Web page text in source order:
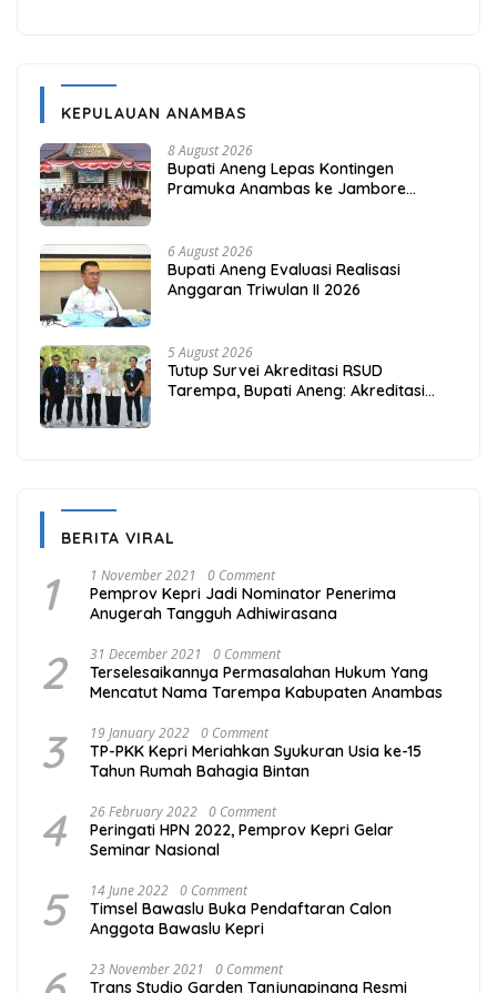
KEPULAUAN ANAMBAS
8 August 2026
Bupati Aneng Lepas Kontingen
Pramuka Anambas ke Jambore
6 August 2026
Bupati Aneng Evaluasi Realisasi
Anggaran Triwulan II 2026
5 August 2026
Tutup Survei Akreditasi RSUD
Tarempa, Bupati Aneng: Akreditasi
BERITA VIRAL
1 1 November 2021 0 Comment
Pemprov Kepri Jadi Nominator Penerima
Anugerah Tangguh Adhiwirasana
2 31 December 2021 0 Comment
Terselesaikannya Permasalahan Hukum Yang
Mencatut Nama Tarempa Kabupaten Anambas
3 19 January 2022 0 Comment
TP-PKK Kepri Meriahkan Syukuran Usia ke-15
Tahun Rumah Bahagia Bintan
4 26 February 2022 0 Comment
Peringati HPN 2022, Pemprov Kepri Gelar
Seminar Nasional
5 14 June 2022 0 Comment
Timsel Bawaslu Buka Pendaftaran Calon
Anggota Bawaslu Kepri
23 November 2021 0 Comment
Trans Studio Garden Tanjungpinang Resmi